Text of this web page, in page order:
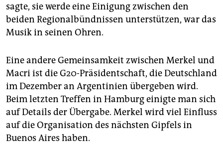
sagte, sie werde eine Einigung zwischen den
beiden Regionalbündnissen unterstützen, war das
Musik in seinen Ohren.
Eine andere Gemeinsamkeit zwischen Merkel und
Macri ist die G20-Präsidentschaft, die Deutschland
im Dezember an Argentinien übergeben wird.
Beim letzten Treffen in Hamburg einigte man sich
auf Details der Übergabe. Merkel wird viel Einfluss
auf die Organisation des nächsten Gipfels in
Buenos Aires haben.